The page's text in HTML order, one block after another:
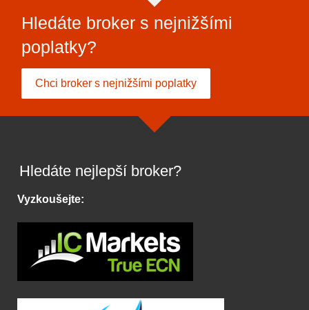
Hledáte broker s nejnižšími
poplatky?
Chci broker s nejnižšími poplatky
Hledáte nejlepší broker?
Vyzkoušejte: